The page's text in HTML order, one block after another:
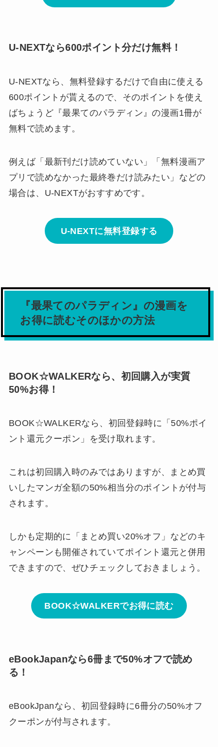
U-NEXTなら600ポイント分だけ無料！
U-NEXTなら、無料登録するだけで自由に使える
600ポイントが貰えるので、そのポイントを使え
ばちょうど『最果てのパラディン』の漫画1冊が
無料で読めます。
例えば「最新刊だけ読めていない」「無料漫画ア
プリで読めなかった最終巻だけ読みたい」などの
場合は、U-NEXTがおすすめです。
U-NEXTに無料登録する
『最果てのパラディン』の漫画を
お得に読むそのほかの方法
BOOK☆WALKERなら、初回購入が実質
50%お得！
BOOK☆WALKERなら、初回登録時に「50%ポイ
ント還元クーポン」を受け取れます。
これは初回購入時のみではありますが、まとめ買
いしたマンガ全額の50%相当分のポイントが付与
されます。
しかも定期的に「まとめ買い20%オフ」などのキ
ャンペーンも開催されていてポイント還元と併用
できますので、ぜひチェックしておきましょう。
BOOK☆WALKERでお得に読む
eBookJapanなら6冊まで50%オフで読め
る！
eBookJpanなら、初回登録時に6冊分の50%オフ
クーポンが付与されます。